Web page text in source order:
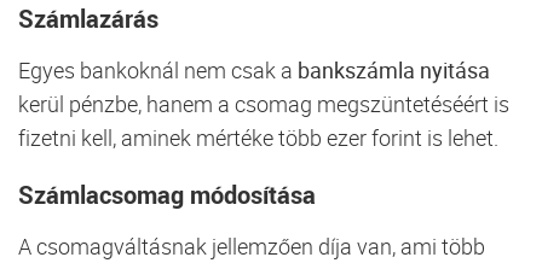
Számlazárás
Egyes bankoknál nem csak a bankszámla nyitása
kerül pénzbe, hanem a csomag megszüntetéséért is
fizetni kell, aminek mértéke több ezer forint is lehet.
Számlacsomag módosítása
A csomagváltásnak jellemzően díja van, ami több